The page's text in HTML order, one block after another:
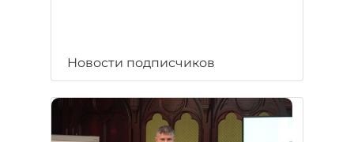
Новости подписчиков